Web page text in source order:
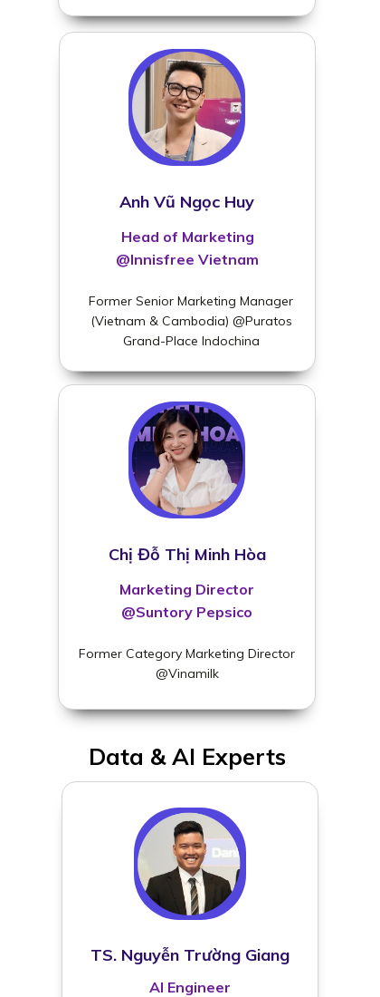
Anh Vũ Ngọc Huy
Head of Marketing
@Innisfree Vietnam
Former Senior Marketing Manager
(Vietnam & Cambodia) @Puratos
Grand-Place Indochina
Chị Đỗ Thị Minh Hòa
Marketing Director
@Suntory Pepsico
Former Category Marketing Director
@Vinamilk
Data & AI Experts
TS. Nguyễn Trường Giang
AI Engineer